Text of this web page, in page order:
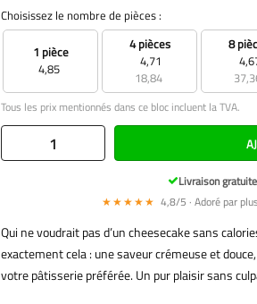
Choisissez le nombre de pièces :
1 pièce
4,85
4 pièces
4,71
18,84
8
Tous les prix mentionnés dans ce bloc incluent la TVA.
Livraison gratuite
★★★★★ 4,8/5 · Adoré par
Qui ne voudrait pas d’un cheesecake sans
exactement cela : une saveur crémeuse et
votre pâtisserie préférée. Un pur plaisir sans